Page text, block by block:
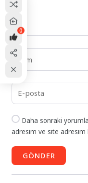
Daha sonraki
adresim ve site adresim
GÖNDER
0